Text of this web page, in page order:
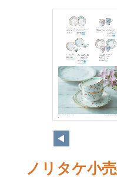
ノリタケ小